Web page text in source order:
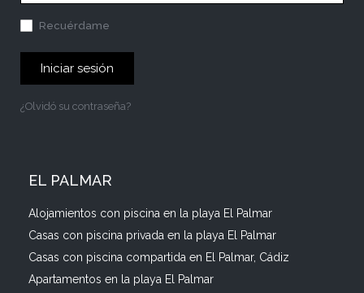
Recuérdame
Iniciar sesión
¿Olvidó su contraseña?
EL PALMAR
Alojamientos con piscina en la playa El Palmar
Casas con piscina privada en la playa El Palmar
Casas con piscina compartida en El Palmar, Cádiz
Apartamentos en la playa El Palmar